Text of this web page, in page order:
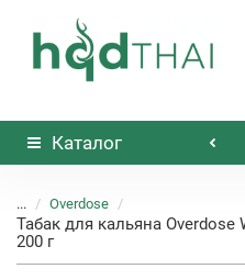
Каталог
... Overdose
Табак для кальяна
200 г